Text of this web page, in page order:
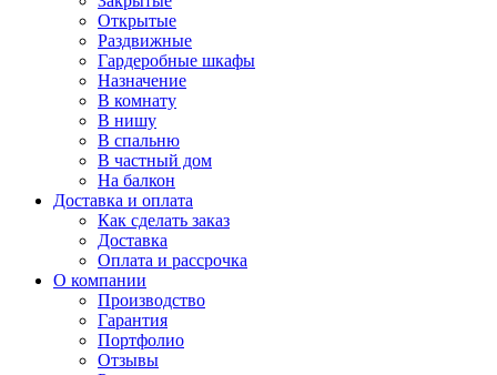
Открытые
Раздвижные
Гардеробные шкафы
Назначение
В комнату
В нишу
В спальню
В частный дом
На балкон
Доставка и оплата
Как сделать заказ
Доставка
Оплата и рассрочка
О компании
Производство
Гарантия
Портфолио
Отзывы